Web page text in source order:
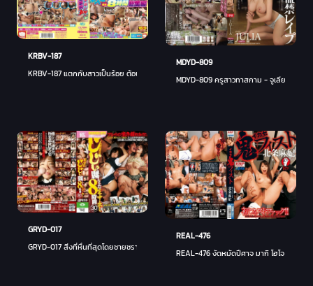
KRBV-187
KRBV-187 แตกกับสาวเป็นร้อย ต้อนรับสาวมือสมัครเล่น
MDYD-809
MDYD-809 ครูสาวทาสกาม - จูเลีย
GRYD-017
GRYD-017 สิ่งที่หื่นที่สุดโดยชายชรา 8 ชั่วโมง 30 คน - โฮชิโนะ อาคาริ
REAL-476
REAL-476 งัดหมัดปีศาจ มากิ โฮโจ - โฮโจ